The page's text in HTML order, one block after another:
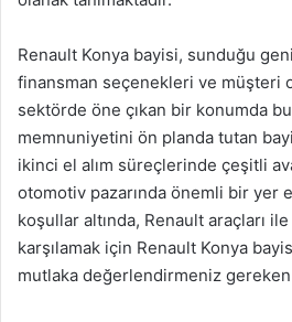
Renault Konya bayisi, sunduğu
finansman seçenekleri ve müşteri
sektörde öne çıkan bir konumda
memnuniyetini ön planda tutan
ikinci el alım süreçlerinde çeşitli
otomotiv pazarında önemli bir yer
koşullar altında, Renault araçları ile
karşılamak için Renault Konya
mutlaka değerlendirmeniz